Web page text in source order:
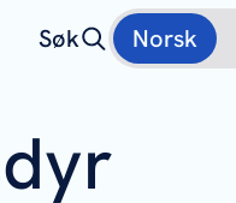
Søk Norsk